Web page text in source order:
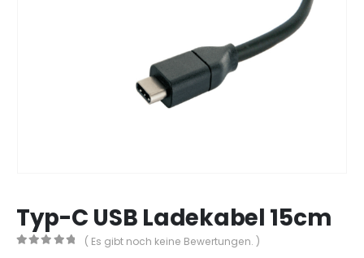
Typ-C USB Ladekabel 15cm
( Es gibt noch keine Bewertungen. )